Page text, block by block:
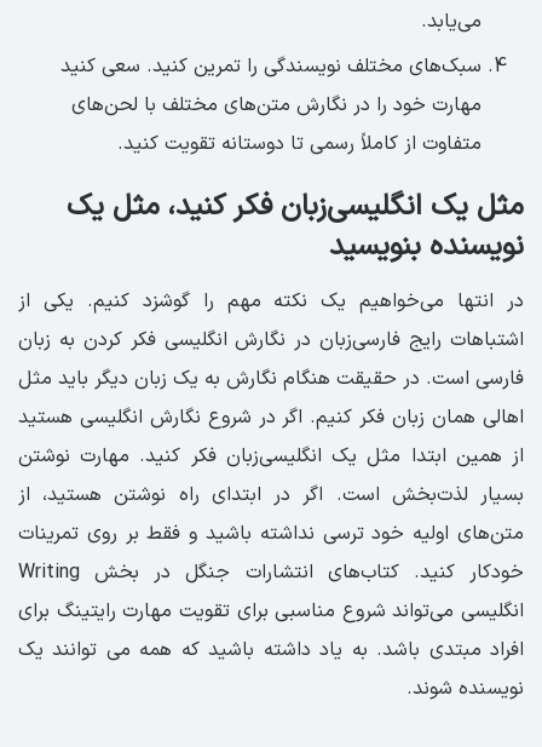
می‌یابد.
سبک‌های مختلف نویسندگی را تمرین کنید. سعی کنید
مهارت خود را در نگارش متن‌های مختلف با لحن‌های
متفاوت از کاملاً رسمی تا دوستانه تقویت کنید.
مثل یک انگلیسی‌زبان فکر کنید، مثل یک
نویسنده بنویسید
در انتها می‌خواهیم یک نکته مهم را گوشزد کنیم. یکی از
اشتباهات رایج فارسی‌زبان در نگارش انگلیسی فکر کردن به زبان
فارسی است. در حقیقت هنگام نگارش به یک زبان دیگر باید مثل
اهالی همان زبان فکر کنیم. اگر در شروع نگارش انگلیسی هستید
از همین ابتدا مثل یک انگلیسی‌زبان فکر کنید. مهارت نوشتن
بسیار لذت‌بخش است. اگر در ابتدای راه نوشتن هستید، از
متن‌های اولیه خود ترسی نداشته باشید و فقط بر روی تمرینات
خودکار کنید. کتاب‌های انتشارات جنگل در بخش Writing
انگلیسی می‌تواند شروع مناسبی برای تقویت مهارت رایتینگ برای
افراد مبتدی باشد. به یاد داشته باشید که همه می توانند یک
نویسنده شوند.